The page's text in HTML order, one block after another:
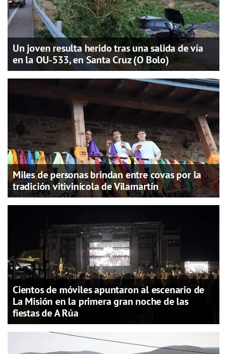
Un joven resulta herido tras una salida de vía
en la OU-533, en Santa Cruz (O Bolo)
Miles de personas brindan entre covas por la
tradición vitivinícola de Vilamartín
Cientos de móviles apuntaron al escenario de
La Misión en la primera gran noche de las
fiestas de A Rúa